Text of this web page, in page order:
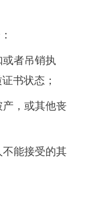
或者吊销执
书状态；
产，或其他丧
不能接受的其